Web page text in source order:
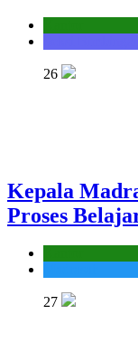
26
Kepala
Proses
27